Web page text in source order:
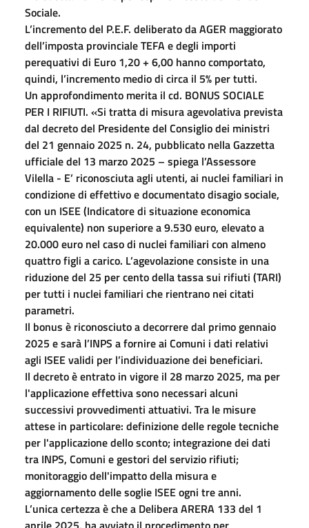
Sociale.
L’incremento del P.E.F. deliberato da AGER maggiorato
dell’imposta provinciale TEFA e degli importi
perequativi di Euro 1,20 + 6,00 hanno comportato,
quindi, l’incremento medio di circa il 5% per tutti.
Un approfondimento merita il cd. BONUS SOCIALE
PER I RIFIUTI. «Si tratta di misura agevolativa prevista
dal decreto del Presidente del Consiglio dei ministri
del 21 gennaio 2025 n. 24, pubblicato nella Gazzetta
ufficiale del 13 marzo 2025 – spiega l’Assessore
Vilella - E’ riconosciuta agli utenti, ai nuclei familiari in
condizione di effettivo e documentato disagio sociale,
con un ISEE (Indicatore di situazione economica
equivalente) non superiore a 9.530 euro, elevato a
20.000 euro nel caso di nuclei familiari con almeno
quattro figli a carico. L’agevolazione consiste in una
riduzione del 25 per cento della tassa sui rifiuti (TARI)
per tutti i nuclei familiari che rientrano nei citati
parametri.
Il bonus è riconosciuto a decorrere dal primo gennaio
2025 e sarà l’INPS a fornire ai Comuni i dati relativi
agli ISEE validi per l’individuazione dei beneficiari.
Il decreto è entrato in vigore il 28 marzo 2025, ma per
l'applicazione effettiva sono necessari alcuni
successivi provvedimenti attuativi. Tra le misure
attese in particolare: definizione delle regole tecniche
per l'applicazione dello sconto; integrazione dei dati
tra INPS, Comuni e gestori del servizio rifiuti;
monitoraggio dell'impatto della misura e
aggiornamento delle soglie ISEE ogni tre anni.
L’unica certezza è che a Delibera ARERA 133 del 1